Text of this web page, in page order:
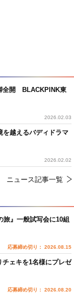
全開 BLACKPINK東
2026.02.03
越えるバディドラマ
2026.02.02
ニュース記事一覧
旅』一般試写会に10組
応募締め切り： 2026.08.15
チェキを1名様にプレゼ
応募締め切り： 2026.08.20